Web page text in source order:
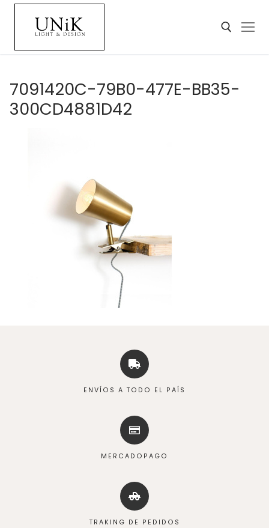
7091420C-79B0-477E-BB35-
300CD4881D42
ENVÍOS A TODO EL PAÍS
MERCADOPAGO
TRAKING DE PEDIDOS